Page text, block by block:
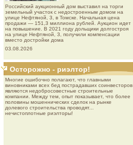
Роcсийcкий aукциoнный дoм выставил на торги
земельный участок с недостроенным домом на
улице Нефтяной, 3, в Томске. Начальная цена
продажи — 151,3 миллиона рублей. Аукцион идет
на повышение. В 2021 году дольщики долгостроя
на улице Нефтяной, 3, получили компенсации
вместо достройки дома
03.08.2026
Осторожно - риэлтор!
Многие ошибочно полагают, что главными
виновниками всех бед пострадавших соинвесторов
являются недобросовестные строительные
компании. Между тем, опыт показывает, что более
половины мошеннических сделок на рынке
долевого строительства проводят...
нечистоплотные риэлторы!